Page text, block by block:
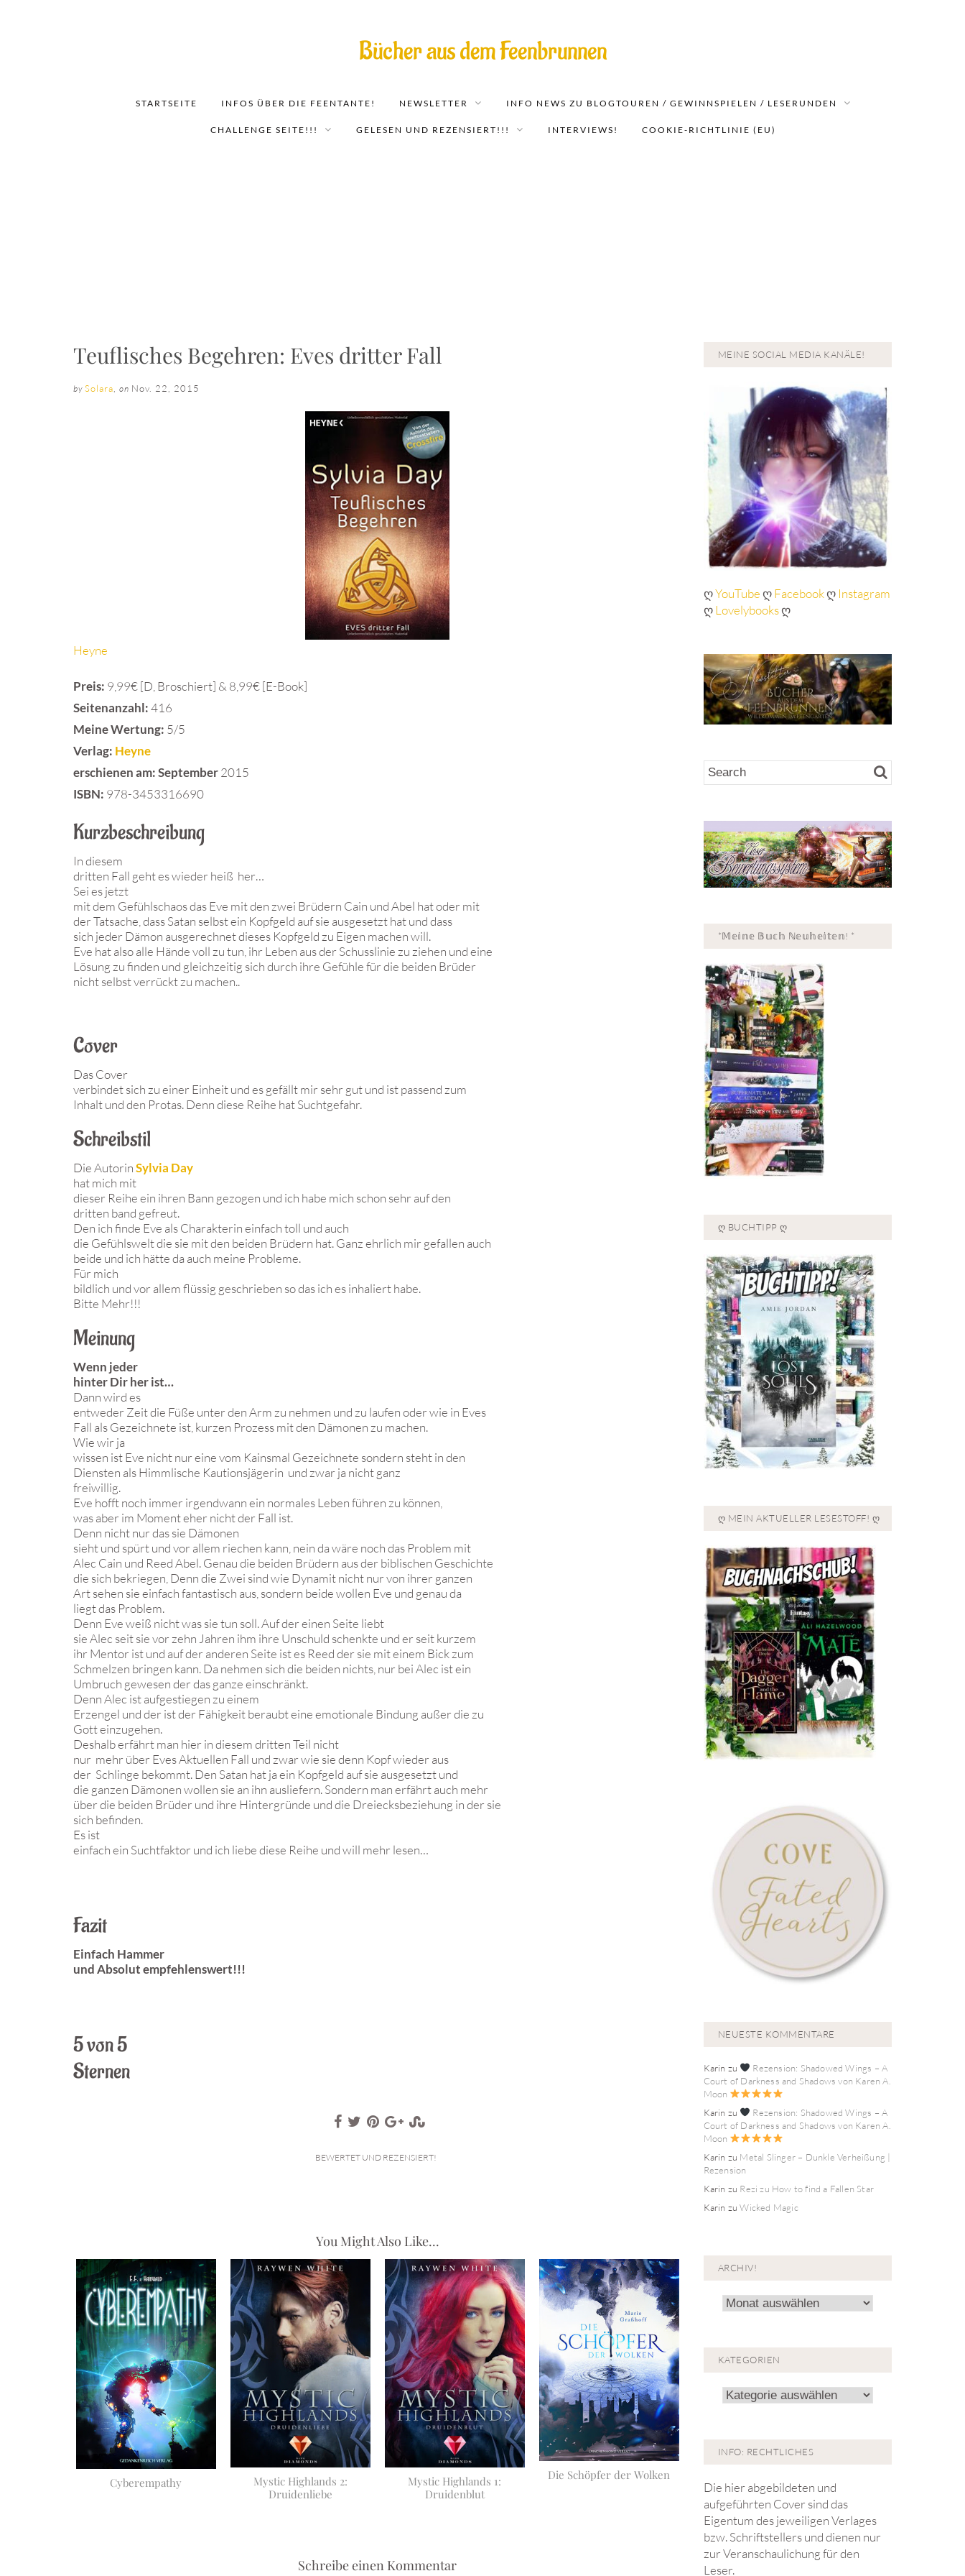
Bücher aus dem Feenbrunnen
STARTSEITE INFOS ÜBER DIE FEENTANTE! NEWSLETTER INFO NEWS ZU BLOGTOUREN / GEWINNSPIELEN / LESERUNDEN
CHALLENGE SEITE!!! GELESEN UND REZENSIERT!!! INTERVIEWS! COOKIE-RICHTLINIE (EU)
Teuflisches Begehren: Eves dritter Fall
by Solara on Nov. 22, 2015
Heyne
Preis: 9,99€ [D, Broschiert] & 8,99€ [E-Book]
Seitenanzahl:416
Meine Wertung: 5/5
Verlag: Heyne
erschienen am: September2015
ISBN: 978-3453316690
Kurzbeschreibung
In diesem
dritten Fall geht es wieder heiß her…
Sei es jetzt
mit dem Gefühlschaos das Eve mit den zwei Brüdern Cain und Abel hat oder mit
der Tatsache, dass Satan selbst ein Kopfgeld auf sie ausgesetzt hat und dass
sich jeder Dämon ausgerechnet dieses Kopfgeld zu Eigen machen will.
Eve hat also alle Hände voll zu tun, ihr Leben aus der Schusslinie zu ziehen und eine
Lösung zu finden und gleichzeitig sich durch ihre Gefühle für die beiden Brüder
nicht selbst verrückt zu machen..
Cover
Das Cover
verbindet sich zu einer Einheit und es gefällt mir sehr gut und ist passend zum
Inhalt und den Protas. Denn diese Reihe hat Suchtgefahr.
Schreibstil
Die AutorinSylvia Day
hat mich mit
dieser Reihe ein ihren Bann gezogen und ich habe mich schon sehr auf den
dritten band gefreut.
Den ich finde Eve als Charakterin einfach toll und auch
die Gefühlswelt die sie mit den beiden Brüdern hat. Ganz ehrlich mir gefallen auch
beide und ich hätte da auch meine Probleme.
Für mich
bildlich und vor allem flüssig geschrieben so das ich es inhaliert habe.
Bitte Mehr!!!
Meinung
Wenn jeder
hinter Dir her ist…
Dann wird es
entweder Zeit die Füße unter den Arm zu nehmen und zu laufen oder wie in Eves
Fall als Gezeichnete ist, kurzen Prozess mit den Dämonen zu machen.
Wie wir ja
wissen ist Eve nicht nur eine vom Kainsmal Gezeichnete sondern steht in den
Diensten als Himmlische Kautionsjägerin und zwar ja nicht ganz
freiwillig.
Eve hofft noch immer irgendwann ein normales Leben führen zu können,
was aber im Moment eher nicht der Fall ist.
Denn nicht nur das sie Dämonen
sieht und spürt und vor allem riechen kann, nein da wäre noch das Problem mit
Alec Cain und Reed Abel. Genau die beiden Brüdern aus der biblischen Geschichte
die sich bekriegen, Denn die Zwei sind wie Dynamit nicht nur von ihrer ganzen
Art sehen sie einfach fantastisch aus, sondern beide wollen Eve und genau da
liegt das Problem.
Denn Eve weiß nicht was sie tun soll. Auf der einen Seite liebt
sie Alec seit sie vor zehn Jahren ihm ihre Unschuld schenkte und er seit kurzem
ihr Mentor ist und auf der anderen Seite ist es Reed der sie mit einem Bick zum
Schmelzen bringen kann. Da nehmen sich die beiden nichts, nur bei Alec ist ein
Umbruch gewesen der das ganze einschränkt.
Denn Alec ist aufgestiegen zu einem
Erzengel und der ist der Fähigkeit beraubt eine emotionale Bindung außer die zu
Gott einzugehen.
Deshalb erfährt man hier in diesem dritten Teil nicht
nur mehr über Eves Aktuellen Fall und zwar wie sie denn Kopf wieder aus
der Schlinge bekommt. Den Satan hat ja ein Kopfgeld auf sie ausgesetzt und
die ganzen Dämonen wollen sie an ihn ausliefern. Sondern man erfährt auch mehr
über die beiden Brüder und ihre Hintergründe und die Dreiecksbeziehung in der sie
sich befinden.
Es ist
einfach ein Suchtfaktor und ich liebe diese Reihe und will mehr lesen…
Fazit
Einfach Hammer
und Absolut empfehlenswert!!!
5 von 5
Sternen
BEWERTET UND REZENSIERT!
You Might Also Like...
Cyberempathy
Mystic Highlands 2:
Druidenliebe
Mystic Highlands 1:
Druidenblut
Die Schöpfer der Wolken
Schreibe einen Kommentar
MEINE SOCIAL MEDIA KANÄLE!
ღYouTubeღFacebookღ Instagram
ღLovelybooksღ
*𝕄𝕖𝕚𝕟𝕖 𝔹𝕦𝕔𝕙 ℕ𝕖𝕦𝕙𝕖𝕚𝕥𝕖𝕟! *
Ღ BUCHTIPP Ღ
Ღ MEIN AKTUELLER LESESTOFF! Ღ
NEUESTE KOMMENTARE
Karin zu
Rezension: Shadowed Wings – A
Court of Darkness and Shadows von Karen A.
Moon
Karin zu
Rezension: Shadowed Wings – A
Court of Darkness and Shadows von Karen A.
Moon
Karin zu Metal Slinger – Dunkle Verheißung |
Rezension
Karin zu Rezi zu How to find a Fallen Star
Karin zuWicked Magic
ARCHIV!
Archiv!
KATEGORIEN
Kategorien
INFO: RECHTLICHES
Die hier abgebildeten und
aufgeführten Cover sind das
Eigentum des jeweiligen Verlages
bzw. Schriftstellers und dienen nur
zur Veranschaulichung für den
Leser.